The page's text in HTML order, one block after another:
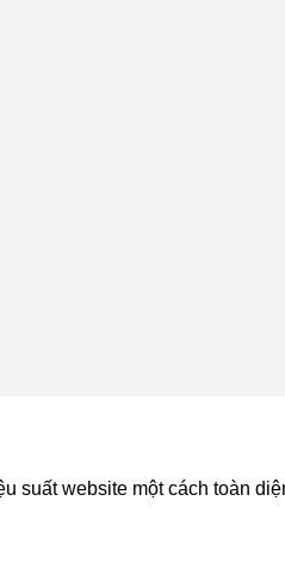
website một cách toàn